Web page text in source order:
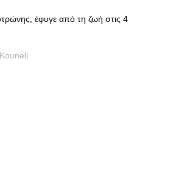
έφυγε από τη ζωή στις 4